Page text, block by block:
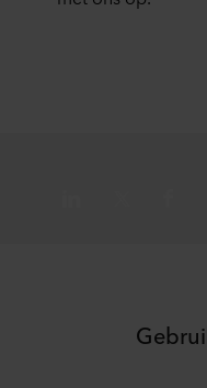
apparatuur wordt
website cookies op uw